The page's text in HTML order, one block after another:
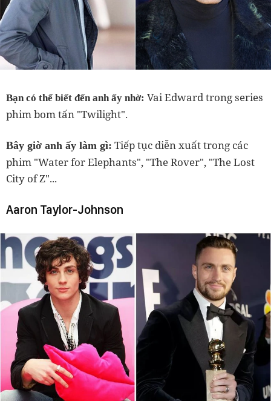
Bạn có thể biết đến anh ấy nhờ: Vai Edward trong series
phim bom tấn "Twilight".
Bây giờ anh ấy làm gì: Tiếp tục diễn xuất trong các
phim "Water for Elephants", "The Rover", "The Lost
City of Z"...
Aaron Taylor-Johnson